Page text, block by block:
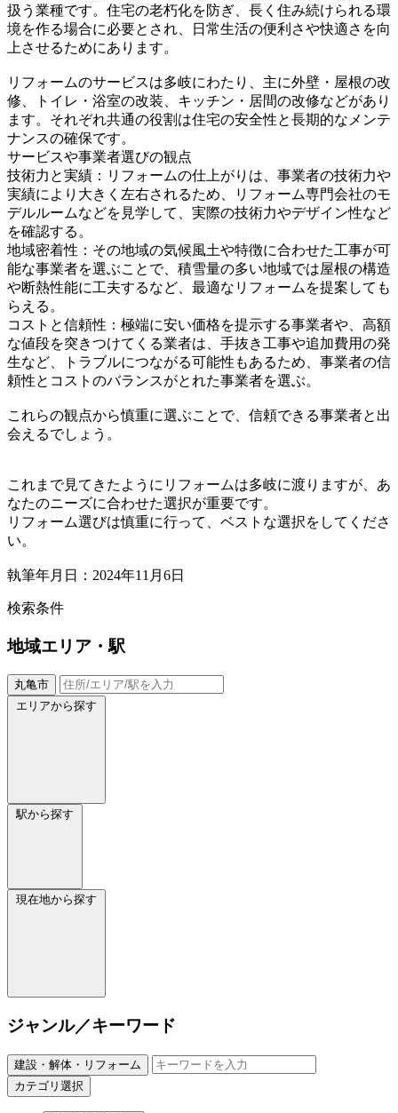
扱う業種です。住宅の老朽化を防ぎ、長く住み続けられる環
境を作る場合に必要とされ、日常生活の便利さや快適さを向
上させるためにあります。
リフォームのサービスは多岐にわたり、主に外壁・屋根の改
修、トイレ・浴室の改装、キッチン・居間の改修などがあり
ます。それぞれ共通の役割は住宅の安全性と長期的なメンテ
ナンスの確保です。
サービスや事業者選びの観点
技術力と実績：リフォームの仕上がりは、事業者の技術力や
実績により大きく左右されるため、リフォーム専門会社のモ
デルルームなどを見学して、実際の技術力やデザイン性など
を確認する。
地域密着性：その地域の気候風土や特徴に合わせた工事が可
能な事業者を選ぶことで、積雪量の多い地域では屋根の構造
や断熱性能に工夫するなど、最適なリフォームを提案しても
らえる。
コストと信頼性：極端に安い価格を提示する事業者や、高額
な値段を突きつけてくる業者は、手抜き工事や追加費用の発
生など、トラブルにつながる可能性もあるため、事業者の信
頼性とコストのバランスがとれた事業者を選ぶ。
これらの観点から慎重に選ぶことで、信頼できる事業者と出
会えるでしょう。
これまで見てきたようにリフォームは多岐に渡りますが、あ
なたのニーズに合わせた選択が重要です。
リフォーム選びは慎重に行って、ベストな選択をしてくださ
い。
執筆年月日：2024年11月6日
検索条件
地域エリア・駅
丸亀市
エリアから探す
駅から探す
現在地から探す
ジャンル／キーワード
建設・解体・リフォーム
カテゴリ選択